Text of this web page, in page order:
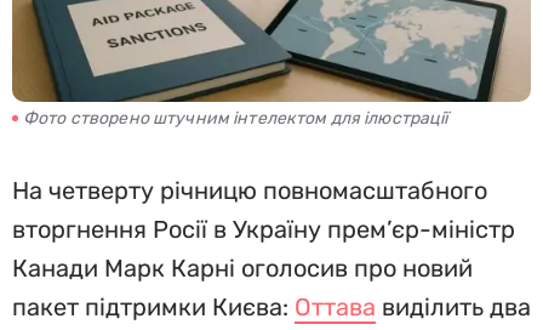
Фото створено штучним інтелектом для ілюстрації
На четверту річницю повномасштабного
вторгнення Росії в Україну прем’єр-міністр
Канади Марк Карні оголосив про новий
пакет підтримки Києва: Оттава виділить два